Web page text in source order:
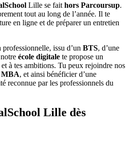
Lille se fait hors Parcoursup.
tout au long de l’année. Il te
en ligne et de préparer un entretien
issu d’un BTS, d’une
école digitale te propose un
à tes ambitions. Tu peux rejoindre nos
MBA, et ainsi bénéficier d’une
reconnue par les professionnels du
Lille dès